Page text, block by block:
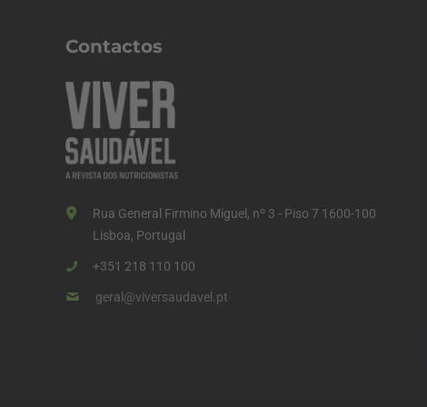
a
ã
o
d
o
s
o
n
Contactos
Rua General Firmino Miguel, nº 3 - Piso 7 1600-100
Lisboa, Portugal
+351 218 110 100
geral@viversaudavel.pt